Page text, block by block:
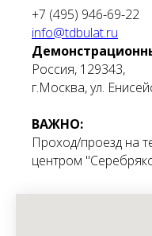
+7 (495) 946-69-22
info@tdbulat.ru
Россия, 129343,
г.Москва, ул.
ВАЖНО:
Проход/проезд на
центром